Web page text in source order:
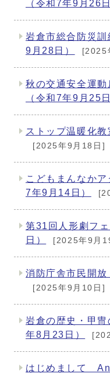
（令和7年9月26日
岩倉市総合防災
9月28日）
[2025
秋の交通安全運
（令和7年9月25日
ストップ温暖化
[2025年9月18日]
こどもまんなか
7年9月14日）
第31回人形劇フ
日）
[2025年9月
消防庁舎市民開放
[2025年9月10日]
岩倉の歴史・甲
年8月23日）
はじめまして